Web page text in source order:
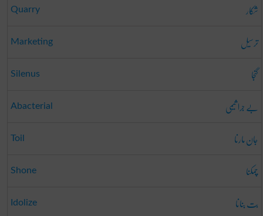
Quarry شکار
Marketing ترسیل
Silenus گنجا
Abacterial بے جرا ثیمی
Toil جان مارنا
Shone چمکنا
Idolize بت بنانا